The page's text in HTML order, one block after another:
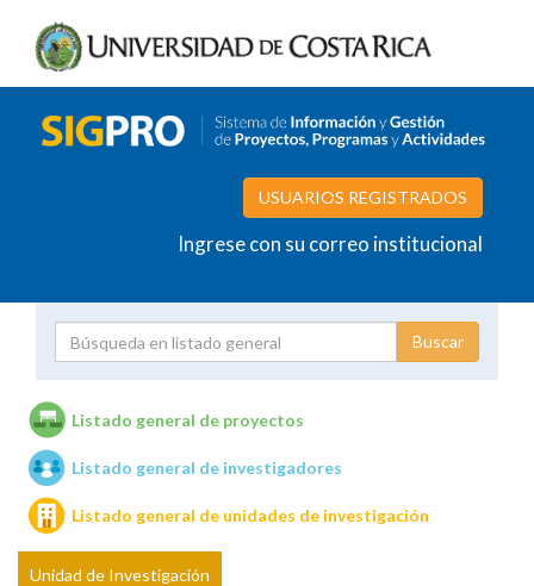
USUARIOS REGISTRADOS
Ingrese con su correo institucional
Unidades de investigación
Listado general de proyectos
Listado general de investigadores
Listado general de unidades de investigación
Unidad de Investigación